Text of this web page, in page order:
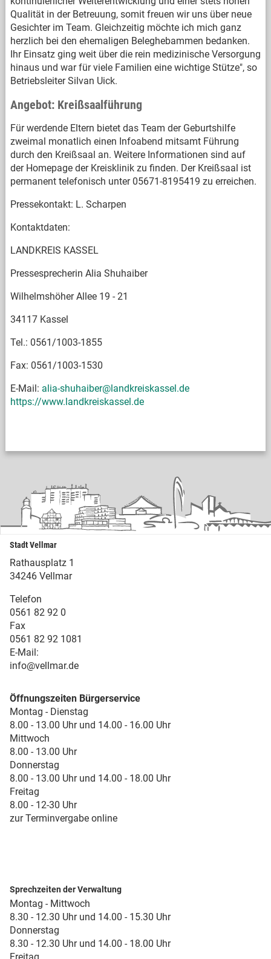
Qualität in der Betreuung, somit freuen wir uns über neue
Gesichter im Team. Gleichzeitig möchte ich mich ganz
herzlich bei den ehemaligen Beleghebammen bedanken.
Ihr Einsatz ging weit über die rein medizinische Versorgung
hinaus und war für viele Familien eine wichtige Stütze", so
Betriebsleiter Silvan Uick.
Angebot: Kreißsaalführung
Für werdende Eltern bietet das Team der Geburtshilfe
zweimal monatlich einen Infoabend mitsamt Führung
durch den Kreißsaal an. Weitere Informationen sind auf
der Homepage der Kreisklinik zu finden. Der Kreißsaal ist
permanent telefonisch unter 05671-8195419 zu erreichen.
Pressekontakt: L. Scharpen
Kontaktdaten:
LANDKREIS KASSEL
Pressesprecherin Alia Shuhaiber
Wilhelmshöher Allee 19 - 21
34117 Kassel
Tel.: 0561/1003-1855
Fax: 0561/1003-1530
E-Mail: alia-shuhaiber@landkreiskassel.de
https://www.landkreiskassel.de
Stadt Vellmar
Rathausplatz 1
34246 Vellmar
Telefon
0561 82 92 0
Fax
0561 82 92 1081
E-Mail:
info@vellmar.de
Öffnungszeiten Bürgerservice
Montag - Dienstag
8.00 - 13.00 Uhr und 14.00 - 16.00 Uhr
Mittwoch
8.00 - 13.00 Uhr
Donnerstag
8.00 - 13.00 Uhr und 14.00 - 18.00 Uhr
Freitag
8.00 - 12-30 Uhr
zur Terminvergabe online
Sprechzeiten der Verwaltung
Montag - Mittwoch
8.30 - 12.30 Uhr und 14.00 - 15.30 Uhr
Donnerstag
8.30 - 12.30 Uhr und 14.00 - 18.00 Uhr